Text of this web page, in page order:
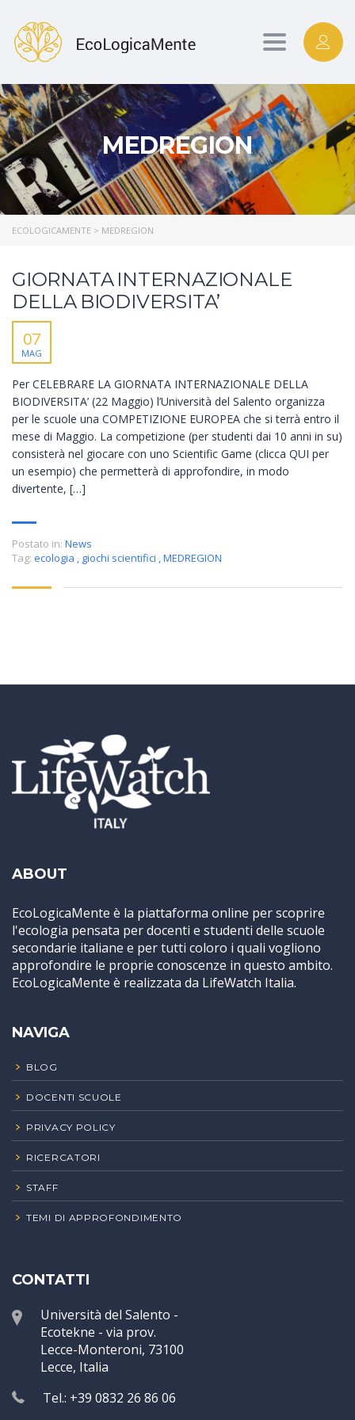
Toggle
navigation
MEDREGION
ECOLOGICAMENTE > MEDREGION
GIORNATA INTERNAZIONALE
DELLA BIODIVERSITA’
07
MAG
Per CELEBRARE LA GIORNATA INTERNAZIONALE DELLA
BIODIVERSITA’ (22 Maggio) l’Università del Salento organizza
per le scuole una COMPETIZIONE EUROPEA che si terrà entro il
mese di Maggio. La competizione (per studenti dai 10 anni in su)
consisterà nel giocare con uno Scientific Game (clicca QUI per
un esempio) che permetterà di approfondire, in modo
divertente, […]
Postato in: News
Tag: ecologia , giochi scientifici ,MEDREGION
ABOUT
EcoLogicaMente è la piattaforma online per scoprire
l'ecologia pensata per docenti e studenti delle scuole
secondarie italiane e per tutti coloro i quali vogliono
approfondire le proprie conoscenze in questo ambito.
EcoLogicaMente è realizzata da LifeWatch Italia.
NAVIGA
BLOG
DOCENTI SCUOLE
PRIVACY POLICY
RICERCATORI
STAFF
TEMI DI APPROFONDIMENTO
CONTATTI
Università del Salento -
Ecotekne - via prov.
Lecce-Monteroni, 73100
Lecce, Italia
Tel.: +39 0832 26 86 06